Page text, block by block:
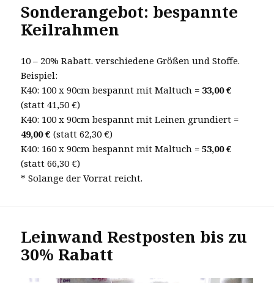
Sonderangebot: bespannte
Keilrahmen
10 – 20% Rabatt. verschiedene Größen und Stoffe.
Beispiel:
K40: 100 x 90cm bespannt mit Maltuch =33,00 €
(statt 41,50 €)
K40: 100 x 90cm bespannt mit Leinen grundiert =
49,00 € (statt 62,30 €)
K40: 160 x 90cm bespannt mit Maltuch =53,00 €
(statt 66,30 €)
* Solange der Vorrat reicht.
Leinwand Restposten bis zu
30% Rabatt